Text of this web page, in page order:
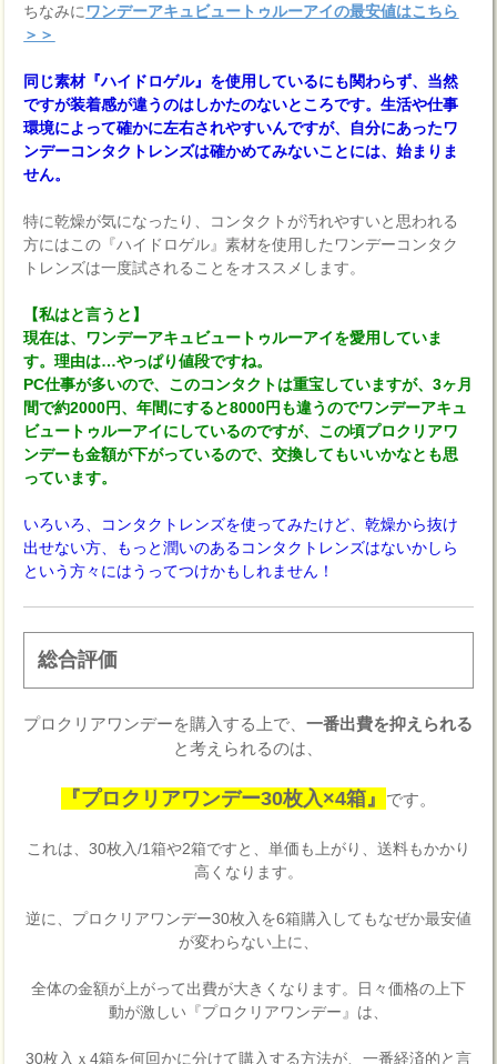
ちなみに ワンデーアキュビュートゥルーアイの最安値はこちら
＞＞
同じ素材『ハイドロゲル』を使用しているにも関わらず、当然
ですが装着感が違うのはしかたのないところです。生活や仕事
環境によって確かに左右されやすいんですが、自分にあったワ
ンデーコンタクトレンズは確かめてみないことには、始まりま
せん。
特に乾燥が気になったり、コンタクトが汚れやすいと思われる
方にはこの『ハイドロゲル』素材を使用したワンデーコンタク
トレンズは一度試されることをオススメします。
【私はと言うと】
現在は、ワンデーアキュビュートゥルーアイを愛用していま
す。理由は…やっぱり値段ですね。
PC仕事が多いので、このコンタクトは重宝していますが、3ヶ月
間で約2000円、年間にすると8000円も違うのでワンデーアキュ
ビュートゥルーアイにしているのですが、この頃プロクリアワ
ンデーも金額が下がっているので、交換してもいいかなとも思
っています。
いろいろ、コンタクトレンズを使ってみたけど、乾燥から抜け
出せない方、もっと潤いのあるコンタクトレンズはないかしら
という方々にはうってつけかもしれません！
総合評価
プロクリアワンデーを購入する上で、一番出費を抑えられる
と考えられるのは、
『プロクリアワンデー30枚入×4箱』 です。
これは、30枚入/1箱や2箱ですと、単価も上がり、送料もかかり
高くなります。
逆に、プロクリアワンデー30枚入を6箱購入してもなぜか最安値
が変わらない上に、
全体の金額が上がって出費が大きくなります。日々価格の上下
動が激しい『プロクリアワンデー』は、
30枚入ｘ4箱を何回かに分けて購入する方法が、一番経済的と言